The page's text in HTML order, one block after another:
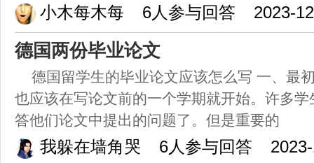
小木每木每 6人参与回答 2023-
德国两份毕业论文
德国留学生的毕业论文应该怎么写 一、最
也应该在写论文前的一个学期就开始。许多
答他们论文中提出的问题了。但是重要的
我躲在墙角哭 6人参与回答